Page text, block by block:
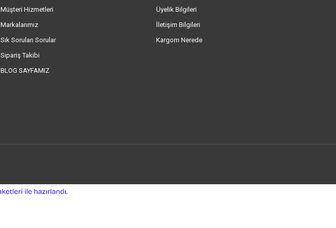
Müşteri Hizmetleri
Markalarımız
Sık Sorulan Sorular
Sipariş Takibi
BLOG SAYFAMIZ
Üyelik Bilgileri
İletişim Bilgileri
Kargom Nerede
e-